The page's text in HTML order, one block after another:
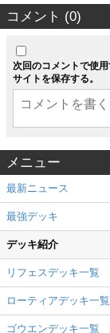
コメント (0)
次回のコメントで使
サイトを保存する。
メニュー
最新ニュース
最強デッキ
デッキ紹介
リフェスデッキ一覧
ローティアデッキ一覧
ゴウエンデッキ一覧